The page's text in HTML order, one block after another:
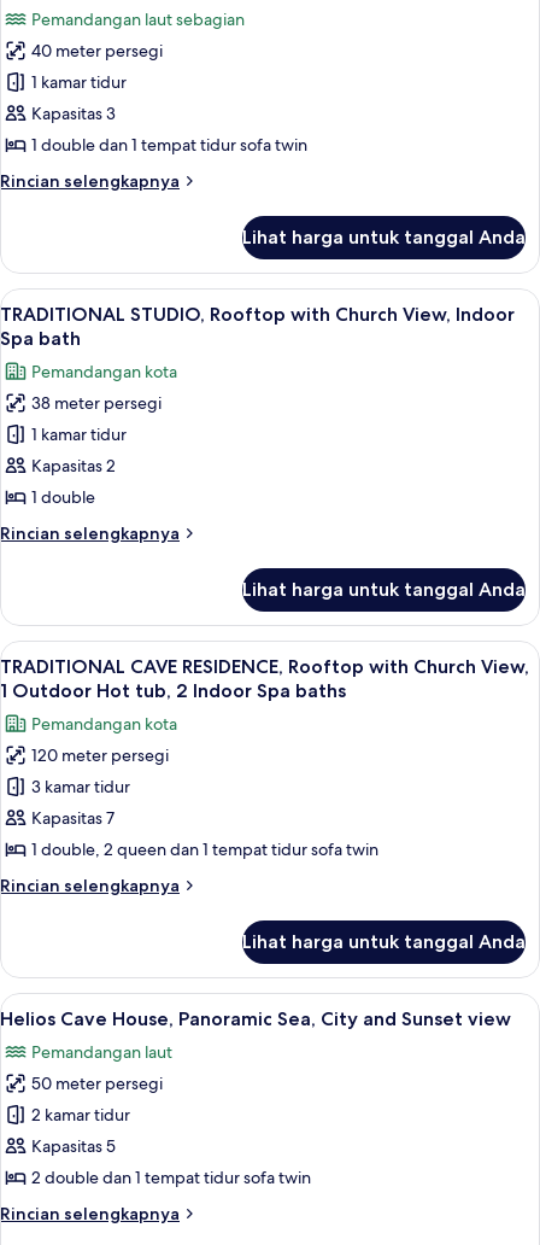
Sea
View,
Private
Outdoor
Hot
untuk
TRADITIONAL
APARTMENT,
Rooftop
with
Church
View,
Spa
bath
Pemandangan laut sebagian
40 meter persegi
1 kamar tidur
Kapasitas 3
1 double dan 1 tempat tidur sofa twin
Rincian selengkapnya
Rincian
TRADITIONAL
APARTMENT,
Rooftop
with
Church
View,
Indoor
Spa
bath
Lihat harga untuk tanggal Anda
Lihat
semua
foto
untuk
TRADITIONAL
STUDIO,
Rooftop
with
Church
View,
Spa
bath
Perlengkapan mandi gratis,
50
TRADITIONAL STUDIO, Rooftop with Church View, Indoor
Spa bath
Pemandangan kota
38 meter persegi
1 kamar tidur
Kapasitas 2
1 double
Rincian selengkapnya
Rincian
TRADITIONAL
STUDIO,
Rooftop
with
View,
Indoor
Spa
bath
Lihat harga untuk tanggal Anda
Lihat
semua
foto
untuk
TRADITIONAL
CAVE
RESIDENCE,
Rooftop
with
Church
1
Outdoor
Hot
tub,
2
Indoor
Spa
baths
50
TRADITIONAL CAVE RESIDENCE, Rooftop with Church View,
1 Outdoor Hot tub, 2 Indoor Spa baths
Pemandangan kota
120 meter persegi
3 kamar tidur
Kapasitas 7
1 double, 2 queen dan 1 tempat tidur sofa twin
Rincian selengkapnya
Rincian
TRADITIONAL
CAVE
RESIDENCE,
with
Church
View,
Outdoor
Hot
tub,
2
Lihat harga untuk tanggal Anda
Lihat
semua
foto
untuk
Helios
Cave
House,
Sea,
50
Helios Cave House, Panoramic Sea, City and Sunset view
Pemandangan laut
50 meter persegi
2 kamar tidur
Kapasitas 5
2 double dan 1 tempat tidur sofa twin
Rincian selengkapnya
Rincian